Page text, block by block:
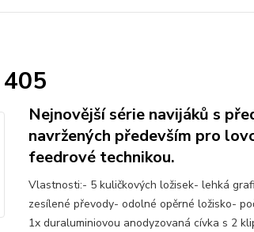
Nejnovější série navijáků s
navržených především pro
feedrové technikou.
Vlastnosti:- 5 kuličkových ložisek- lehká
zesílené převody- odolné opěrné ložisko-
1x duraluminiovou anodyzovaná cívka s 2